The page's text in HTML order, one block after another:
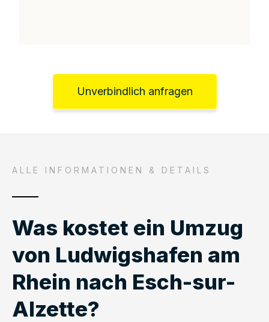
Unverbindlich anfragen
ALLE INFORMATIONEN & DETAILS
Was kostet ein Umzug
von Ludwigshafen am
Rhein nach Esch-sur-
Alzette?